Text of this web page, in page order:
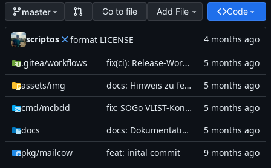
master Go to file Add File Code
scriptos format LICENSE
.gitea/workflows
fix(ci): Release-Workflow auf release:published Event umgestellt
assets/img
docs: Hinweis zu fehlender Jahrestag-Unterstützung in SOGo-Weboberfläche + Kalenderansicht aktualisiert
cmd/mcbdd
fix: SOGo VLIST-Kontaktlisten aus CardDAV-Antworten filtern
docs
docs: Dokumentation auf Feature-Stand von master aktualisiert
pkg/mailcow
feat: inital commit